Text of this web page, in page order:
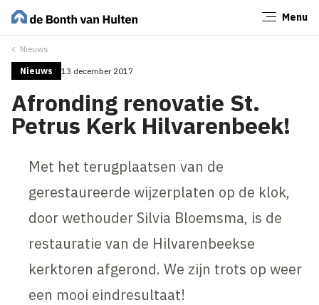
Menu
Nieuws
Nieuws 13 december 2017
Afronding renovatie St.
Petrus Kerk Hilvarenbeek!
Met het terugplaatsen van de
gerestaureerde wijzerplaten op de klok,
door wethouder Silvia Bloemsma, is de
restauratie van de Hilvarenbeekse
kerktoren afgerond. We zijn trots op weer
een mooi eindresultaat!
Sluiten